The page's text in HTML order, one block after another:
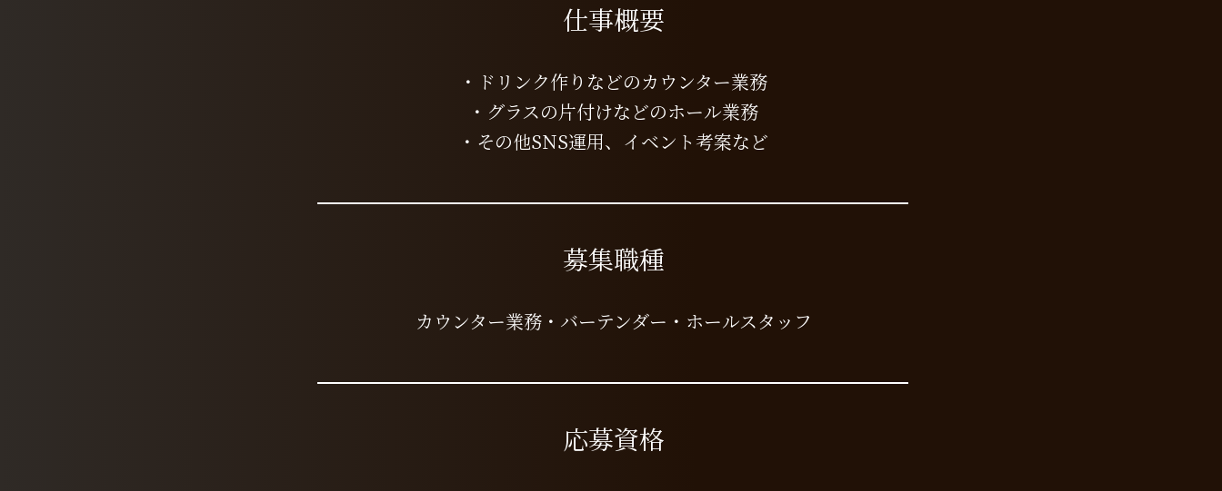
​仕事概要
・ドリンク作りなどのカウンター業務
・グラスの片付けなどのホール業務
・その他SNS運用、イベント考案など
​募集職種
カウンター業務・バーテンダー・ホールスタッフ
​応募資格